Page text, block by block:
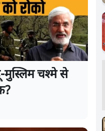
मुस्लिम चश्मे से